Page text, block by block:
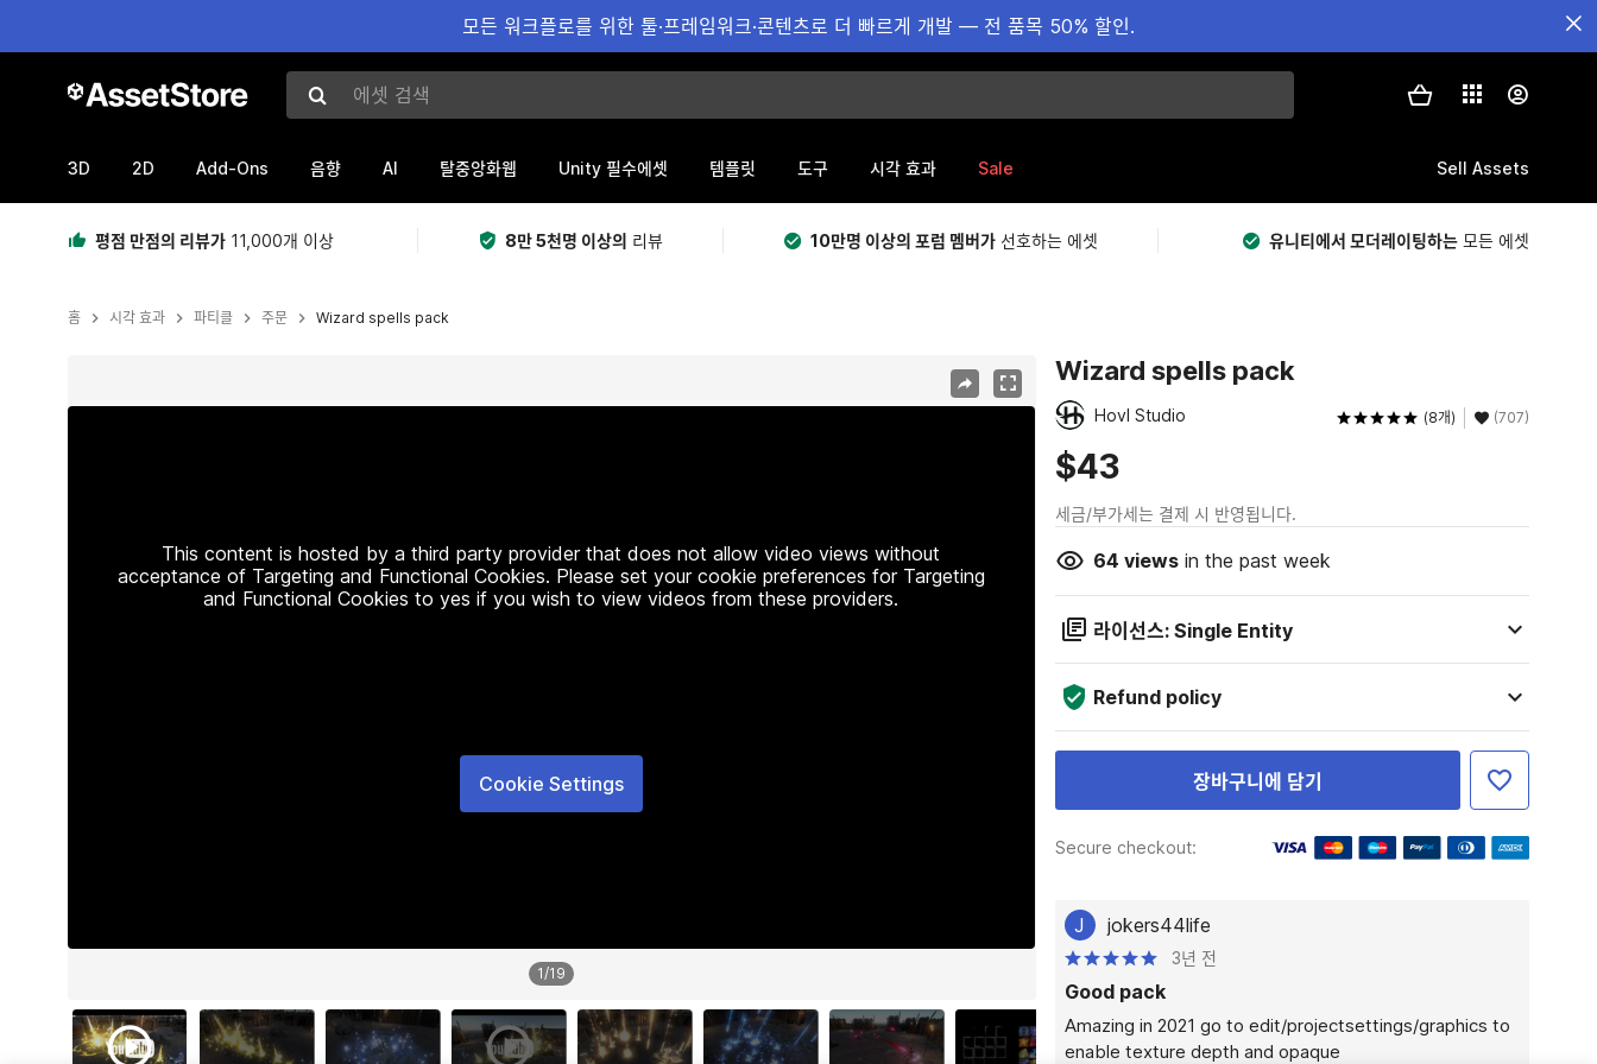
모든 워크플로를 위한 툴·프레임워크·콘텐츠로 더 빠르게 개발 — 전 품목 50% 할인.
에셋 검색
3D 2D Add-Ons 음향 AI 탈중앙화웹 Unity 필수에셋 템플릿 도구 시각 효과 Sale Sell Assets
평점 만점의 리뷰가 11,000개 이상 8만 5천명 이상의 리뷰 10만명 이상의 포럼 멤버가 선호하는 에셋 유니티에서 모더레이팅하는 모든 에셋
홈 시각 효과 파티클 주문 Wizard spells pack
This content is hosted by a third party provider that does not allow video views without
acceptance of Targeting and Functional Cookies. Please set your cookie preferences for Targeting
and Functional Cookies to yes if you wish to view videos from these providers.
Cookie Settings
1/19
Wizard spells pack
Hovl Studio (8개) (707)
$43
세금/부가세는 결제 시 반영됩니다.
64 viewsin the past week
라이선스: Single Entity
Refund policy
장바구니에 담기
Secure checkout:
J jokers44life
3년 전
Good pack
Amazing in 2021 go to edit/projectsettings/graphics to
enable texture depth and opaque